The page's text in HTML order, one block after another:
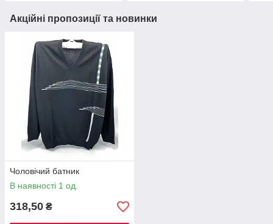
Акційні пропозиції та новинки
Чоловічий батник
В наявності 1 од.
318,50 ₴